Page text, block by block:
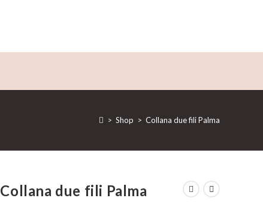
> Shop > Collana due fili Palma
Collana due fili Palma